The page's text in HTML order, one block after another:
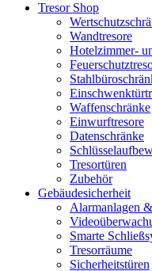
Tresor Shop
Wandtresore
Hotelzimmer-
Waffenschränke
Einwurftresore
Datenschränke
Tresortüren
Zubehör
Gebäudesicherheit
Alarmanlagen
Smarte
Tresorräume
Sicherheitstüren